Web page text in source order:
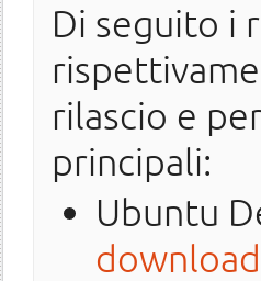
Di seguito i
rilascio e
principali:
Ubuntu
download